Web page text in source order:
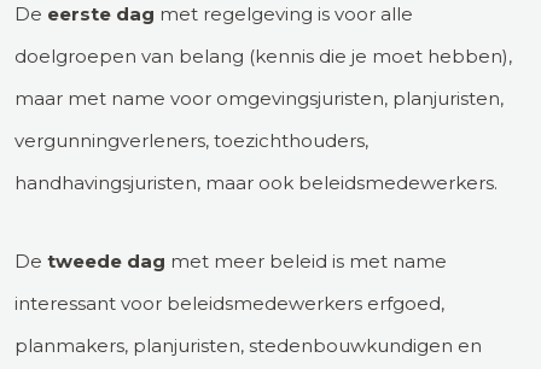
De eerste dag met regelgeving is voor alle
doelgroepen van belang (kennis die je moet hebben),
maar met name voor omgevingsjuristen, planjuristen,
vergunningverleners, toezichthouders,
handhavingsjuristen, maar ook beleidsmedewerkers.
De tweede dag met meer beleid is met name
interessant voor beleidsmedewerkers erfgoed,
planmakers, planjuristen, stedenbouwkundigen en